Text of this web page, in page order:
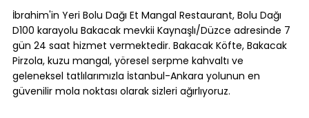
Kremalı Kaşarlı Tarif
İbrahim'in Yeri Bolu Dağı Et Mangal Restaurant, Bolu Dağı
D100 karayolu Bakacak mevkii Kaynaşlı/Düzce adresinde 7
gün 24 saat hizmet vermektedir. Bakacak Köfte, Bakacak
Pirzola, kuzu mangal, yöresel serpme kahvaltı ve
geleneksel tatlılarımızla İstanbul-Ankara yolunun en
güvenilir mola noktası olarak sizleri ağırlıyoruz.